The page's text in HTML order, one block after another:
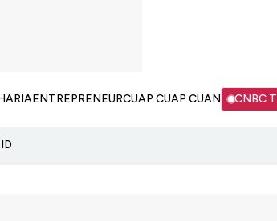
ENTREPRENEURCUAP CUAP CUAN CNBC